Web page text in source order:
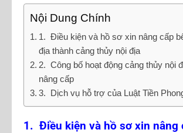
Nội Dung Chính
1. Điều kiện và hồ sơ xin nâng cấp
địa thành cảng thủy nội địa
2. Công bố hoạt động cảng thủy nội
nâng cấp
3. Dịch vụ hỗ trợ của Luật Tiền
1. Điều kiện và hồ sơ xin nâng